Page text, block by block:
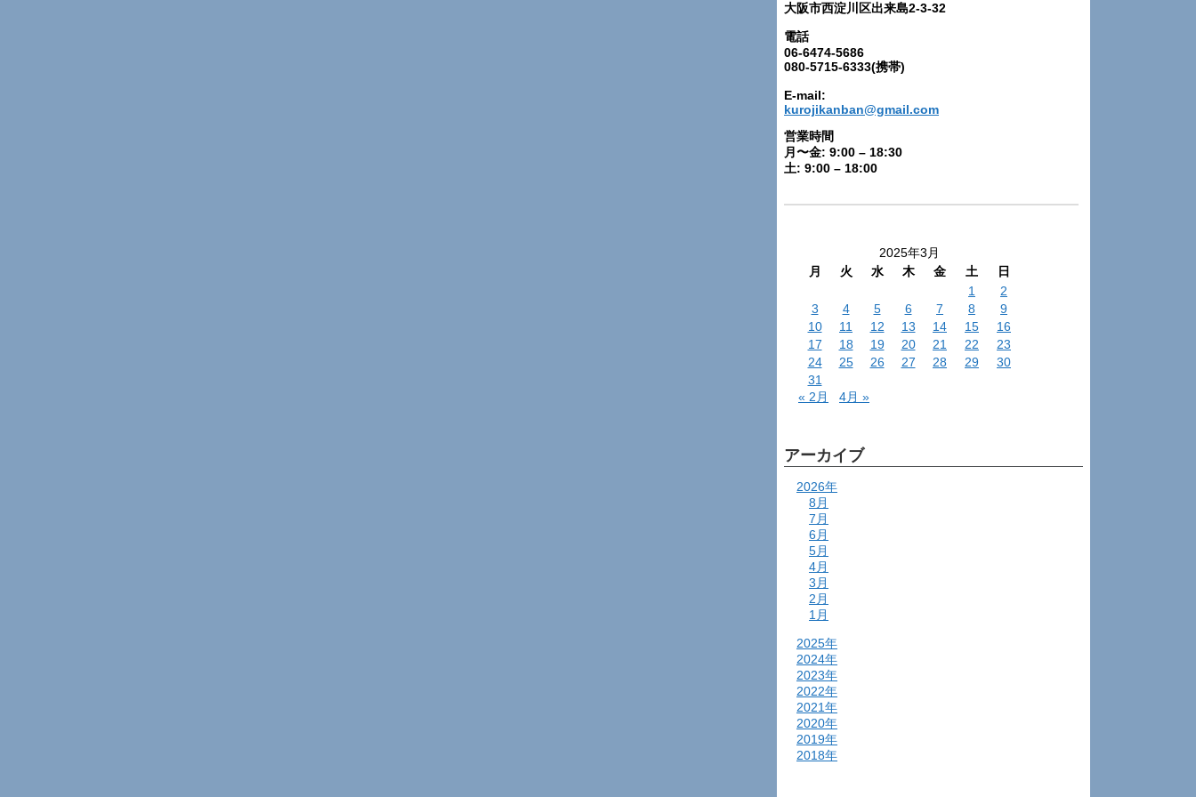
大阪市西淀川区出来島2-3-32
電話
06-6474-5686
080-5715-6333(携帯)
E-mail:
kurojikanban@gmail.com
営業時間
月〜金: 9:00 – 18:30
土: 9:00 – 18:00
2025年3月
月
火 水 木 金 土
日
1
2
3
4 5 6 7 8
9
10
11 12 13 14 15
16
17
18 19 20 21 22
23
24
25 26 27 28 29
30
31
« 2月
4月 »
アーカイブ
2026年
8月
7月
6月
5月
4月
3月
2月
1月
2025年
2024年
2023年
2022年
2021年
2020年
2019年
2018年